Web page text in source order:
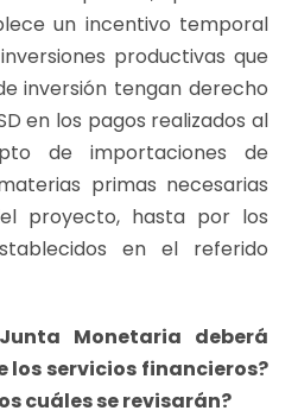
un incentivo temporal
productivas que
inversión tengan derecho
en los pagos realizados al
de importaciones de
primas necesarias
proyecto, hasta por los
en el referido
Monetaria deberá
los servicios financieros?
cuáles se revisarán?